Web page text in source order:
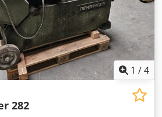
1 /4
282